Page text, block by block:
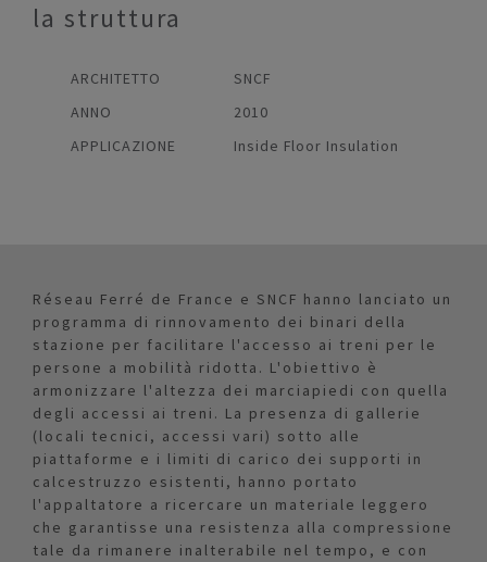
la struttura
ARCHITETTO
SNCF
ANNO
2010
APPLICAZIONE
Inside Floor Insulation
Réseau Ferré de France e SNCF hanno lanciato un
programma di rinnovamento dei binari della
stazione per facilitare l'accesso ai treni per le
persone a mobilità ridotta. L'obiettivo è
armonizzare l'altezza dei marciapiedi con quella
degli accessi ai treni. La presenza di gallerie
(locali tecnici, accessi vari) sotto alle
piattaforme e i limiti di carico dei supporti in
calcestruzzo esistenti, hanno portato
l'appaltatore a ricercare un materiale leggero
che garantisse una resistenza alla compressione
tale da rimanere inalterabile nel tempo, e con